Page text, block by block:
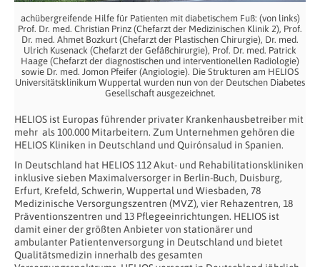
achübergreifende Hilfe für Patienten mit diabetischem Fuß: (von links)
Prof. Dr. med. Christian Prinz (Chefarzt der Medizinischen Klinik 2), Prof.
Dr. med. Ahmet Bozkurt (Chefarzt der Plastischen Chirurgie), Dr. med.
Ulrich Kusenack (Chefarzt der Gefäßchirurgie), Prof. Dr. med. Patrick
Haage (Chefarzt der diagnostischen und interventionellen Radiologie)
sowie Dr. med. Jomon Pfeifer (Angiologie). Die Strukturen am HELIOS
Universitätsklinikum Wuppertal wurden nun von der Deutschen Diabetes
Gesellschaft ausgezeichnet.
HELIOS ist Europas führender privater Krankenhausbetreiber mit
mehr als 100.000 Mitarbeitern. Zum Unternehmen gehören die
HELIOS Kliniken in Deutschland und Quirónsalud in Spanien.
In Deutschland hat HELIOS 112 Akut- und Rehabilitationskliniken
inklusive sieben Maximalversorger in Berlin-Buch, Duisburg,
Erfurt, Krefeld, Schwerin, Wuppertal und Wiesbaden, 78
Medizinische Versorgungszentren (MVZ), vier Rehazentren, 18
Präventionszentren und 13 Pflegeeinrichtungen. HELIOS ist
damit einer der größten Anbieter von stationärer und
ambulanter Patientenversorgung in Deutschland und bietet
Qualitätsmedizin innerhalb des gesamten